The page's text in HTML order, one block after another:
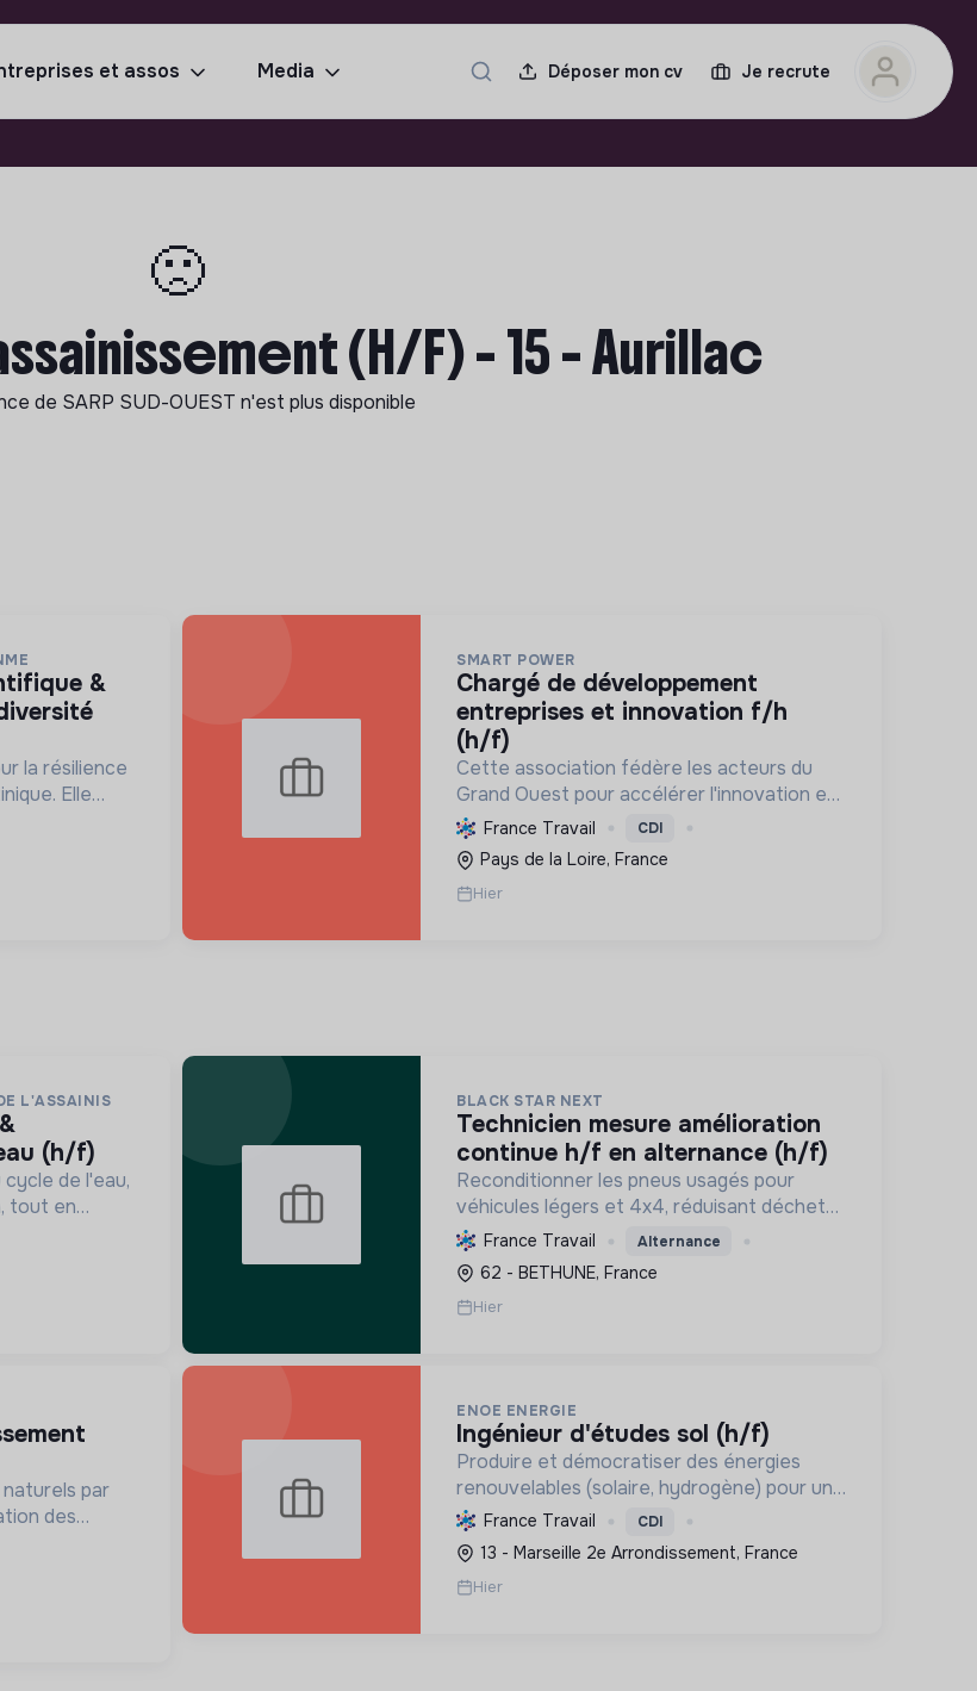
et assos Media Déposer mon cv Je recrute
🙁
(H/F) - 15 - Aurillac
de SARP SUD-OUEST n'est plus disponible
la résilience
Elle
public et
SMART POWER
chargé de développement
entreprises et innovation f/h
(h/f)
Cette association fédère les acteurs du
Grand Ouest pour accélérer l'innovation en
énergie, électronique et décarbonation,
favorisant une transition écologique et le
développement économique régional.
France Travail CDI
Pays de la Loire, France
Hier
L'ASSAINIS
(h/f)
de l'eau,
tout en
bien-être
BLACK STAR NEXT
technicien mesure amélioration
continue h/f en alternance (h/f)
Reconditionner les pneus usagés pour
véhicules légers et 4x4, réduisant déchets
et émissions, en promouvant l'économie
circulaire et la souveraineté industrielle
française, tout en créant des emplois ...
France Travail Alternance
62 - BETHUNE, France
Hier
par
des
et la
ENOE ENERGIE
ingénieur d'études sol (h/f)
Produire et démocratiser des énergies
renouvelables (solaire, hydrogène) pour une
transition écologique durable, en innovant
et en valorisant les territoires.
France Travail CDI
13 - Marseille 2e Arrondissement, France
Hier